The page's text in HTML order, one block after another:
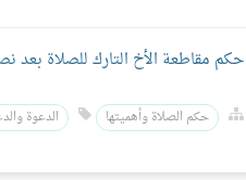
حكم مقاطعة الأخ التارك للصلاة بعد
حكم الصلاة وأهميتها الدعوة